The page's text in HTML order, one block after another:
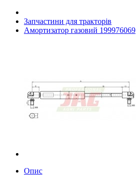
Запчастини для тракторів
Амортизатор газовий 199976069
Опис